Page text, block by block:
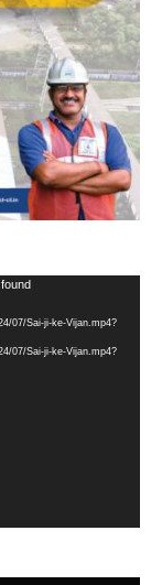
07/Sai-ji-ke-Vijan.mp4?
07/Sai-ji-ke-Vijan.mp4?